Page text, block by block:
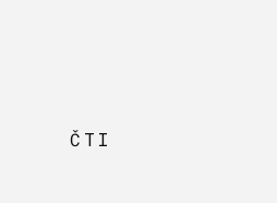
ČTI